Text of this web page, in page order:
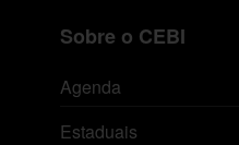
Sobre o CEBI
Agenda
Estaduais